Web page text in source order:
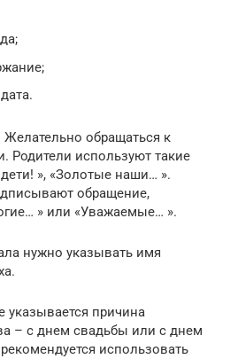
обращаться к
используют такие
», «Золотые наши… ».
обращение,
» или «Уважаемые… ».
нужно указывать имя
указывается причина
– с днем свадьбы или с днем
использовать